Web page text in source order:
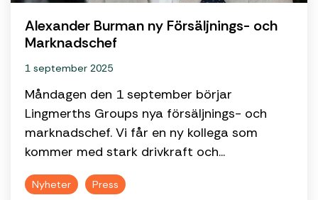
Alexander Burman ny Försäljnings- och
Marknadschef
1 september 2025
Måndagen den 1 september börjar
Lingmerths Groups nya försäljnings- och
marknadschef. Vi får en ny kollega som
kommer med stark drivkraft och...
Nyheter Press